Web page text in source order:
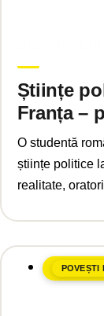
Științe
Franța –
studente
O studentă
științe politice
realitate,
POVEȘTI